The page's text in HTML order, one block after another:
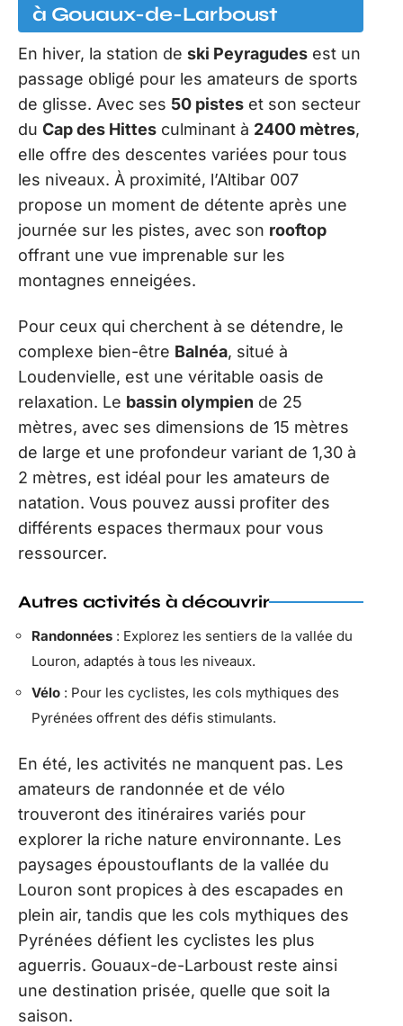
à Gouaux-de-Larboust
En hiver, la station de ski Peyragudes est un
passage obligé pour les amateurs de sports
de glisse. Avec ses 50 pistes et son secteur
du Cap des Hittes culminant à 2400 mètres,
elle offre des descentes variées pour tous
les niveaux. À proximité, l’Altibar 007
propose un moment de détente après une
journée sur les pistes, avec son rooftop
offrant une vue imprenable sur les
montagnes enneigées.
Pour ceux qui cherchent à se détendre, le
complexe bien-être Balnéa, situé à
Loudenvielle, est une véritable oasis de
relaxation. Le bassin olympien de 25
mètres, avec ses dimensions de 15 mètres
de large et une profondeur variant de 1,30 à
2 mètres, est idéal pour les amateurs de
natation. Vous pouvez aussi profiter des
différents espaces thermaux pour vous
ressourcer.
Autres activités à découvrir
Randonnées : Explorez les sentiers de la vallée du
Louron, adaptés à tous les niveaux.
Vélo : Pour les cyclistes, les cols mythiques des
Pyrénées offrent des défis stimulants.
En été, les activités ne manquent pas. Les
amateurs de randonnée et de vélo
trouveront des itinéraires variés pour
explorer la riche nature environnante. Les
paysages époustouflants de la vallée du
Louron sont propices à des escapades en
plein air, tandis que les cols mythiques des
Pyrénées défient les cyclistes les plus
aguerris. Gouaux-de-Larboust reste ainsi
une destination prisée, quelle que soit la
saison.